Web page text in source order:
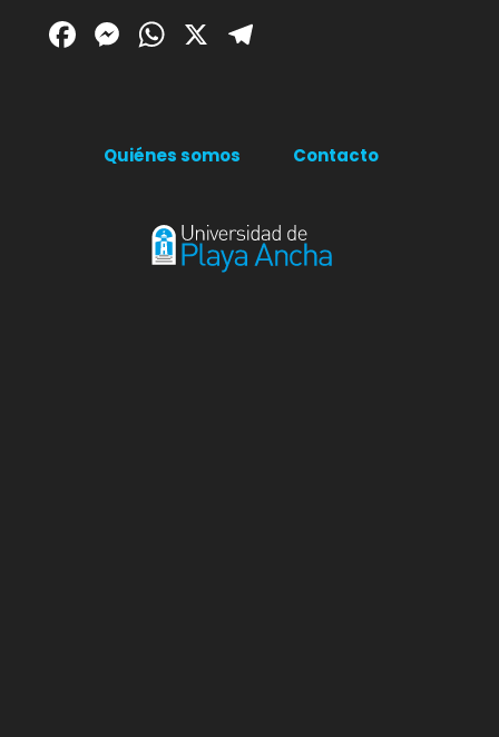
Facebook
Messenger
WhatsApp
X
Quiénes somos Contacto